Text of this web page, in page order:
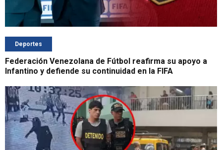
Deportes
Federación Venezolana de Fútbol reafirma su apoyo a
Infantino y defiende su continuidad en la FIFA